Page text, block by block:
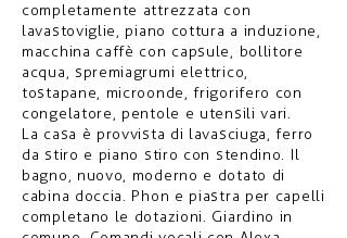
completamente attrezzata con
lavastoviglie, piano cottura a induzione,
macchina caffè con capsule, bollitore
acqua, spremiagrumi elettrico,
tostapane, microonde, frigorifero con
congelatore, pentole e utensili vari.
La casa è provvista di lavasciuga, ferro
da stiro e piano stiro con stendino. Il
bagno, nuovo, moderno e dotato di
cabina doccia. Phon e piastra per capelli
completano le dotazioni. Giardino in